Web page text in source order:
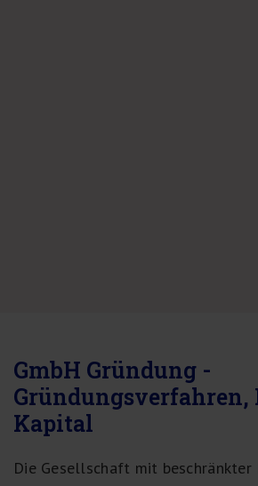
GmbH Gründung -
Gründungsverfahren,
Kapital
Die Gesellschaft mit beschränkter